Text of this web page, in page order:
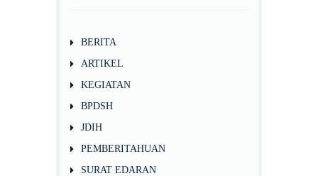
BERITA
ARTIKEL
KEGIATAN
BPDSH
JDIH
PEMBERITAHUAN
SURAT EDARAN